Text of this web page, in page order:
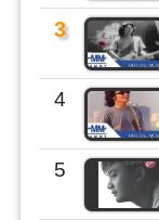
3
4
5